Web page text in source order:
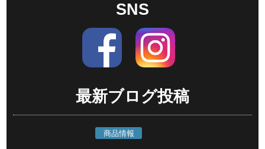
SNS
最新ブログ投稿
商品情報